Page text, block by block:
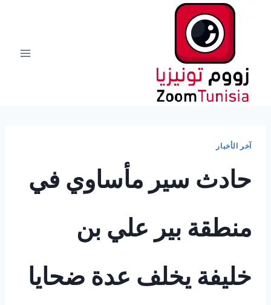
آخر الأخبار
حادث سير مأساوي في
منطقة بير علي بن
خليفة يخلف عدة ضحايا